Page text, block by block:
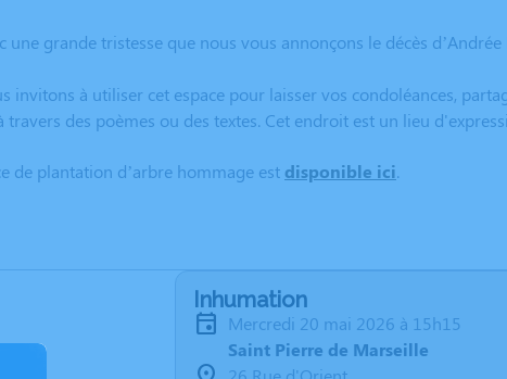
une grande tristesse que nous vous annonçons le décès
invitons à utiliser cet espace pour laisser vos condoléances,
travers des poèmes ou des textes. Cet endroit est un lieu
de plantation d’arbre hommage est disponible ici.
Inhumation
mercredi 20 mai 2026 à 15h15
Saint Pierre de Marseille